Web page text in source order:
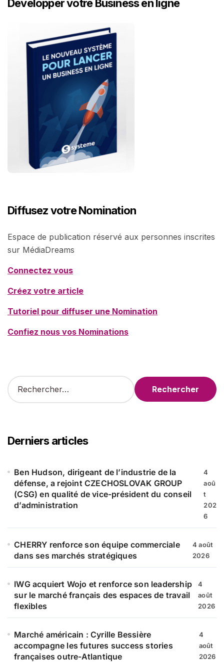
Développer votre Business en ligne
Diffusez votre Nomination
Espace de publication réservé aux personnes inscrites
sur MédiaDreams
Connectez vous
Créez votre article
Tutoriel pour diffuser une Nomination
Confiez nous vos Nominations
R
e
r
c
e
Derniers articles
Ben Hudson, dirigeant de l’industrie de la
défense, a rejoint CZECHOSLOVAK GROUP
(CSG) en qualité de vice-président du conseil
d’administration
4
aoû
t
202
6
CHERRY renforce son équipe commerciale
dans ses marchés stratégiques
4 août
2026
IWG acquiert Wojo et renforce son leadership
sur le marché français des espaces de travail
flexibles
4
août
2026
Marché américain : Cyrille Bessière
accompagne les futures success stories
françaises outre-Atlantique
4
août
2026